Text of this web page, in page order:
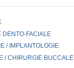
DENTO-FACIALE
/ IMPLANTOLOGIE
/ CHIRURGIE BUCCALE